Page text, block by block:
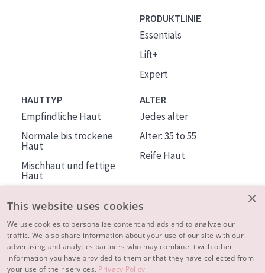
PRODUKTLINIE
Essentials
Lift+
Expert
HAUTTYP
Empfindliche Haut
Normale bis trockene
Haut
Mischhaut und fettige
Haut
Haut
ALTER
Jedes alter
Alter: 35 to 55
Reife Haut
ÜBER DIADERMINE
Mehr über uns
×
This website uses cookies
We use cookies to personalize content and ads and to analyze our
traffic. We also share information about your use of our site with our
advertising and analytics partners who may combine it with other
information you have provided to them or that they have collected from
your use of their services. Privacy Policy